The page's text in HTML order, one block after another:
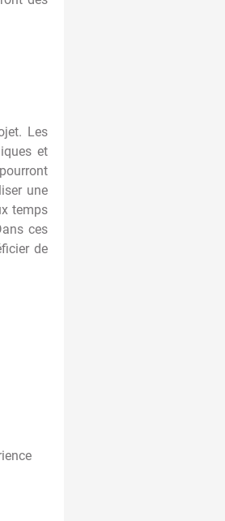
Les
et
une
temps
ces
de